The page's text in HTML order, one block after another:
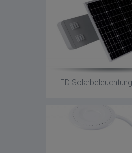
LED Solarbeleuchtung